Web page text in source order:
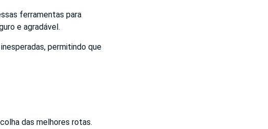
ferramentas para
e agradável.
permitindo que
das melhores rotas.